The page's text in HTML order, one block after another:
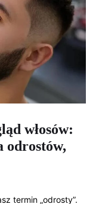
włosów:
odrostów,
termin „odrosty”.